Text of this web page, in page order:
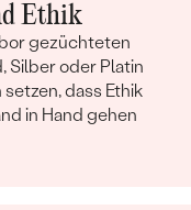
Ethik
gezüchteten
Silber oder Platin
dass Ethik
in Hand gehen